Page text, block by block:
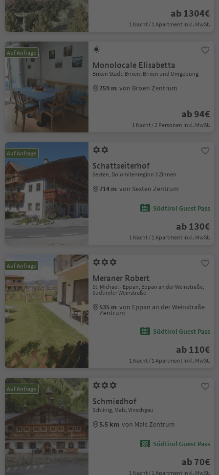
ab 1304€
1 Nacht / 1 Apartment Inkl. MwSt.
Auf Anfrage
Monolocale Elisabetta
Brixen Stadt, Brixen, Brixen und Umgebung
759 m von Brixen Zentrum
ab 94€
1 Nacht / 2 Personen Inkl. MwSt.
Auf Anfrage
Schattseiterhof
Sexten, Dolomitenregion 3 Zinnen
714 m von Sexten Zentrum
Südtirol Guest Pass
ab 130€
1 Nacht / 1 Apartment Inkl. MwSt.
Auf Anfrage
Meraner Robert
St. Michael - Eppan, Eppan an der Weinstraße,
Südtiroler Weinstraße
535 m von Eppan an der Weinstraße
Zentrum
Südtirol Guest Pass
ab 110€
1 Nacht / 1 Apartment Inkl. MwSt.
Auf Anfrage
Schmiedhof
Schlinig, Mals, Vinschgau
5.5 km von Mals Zentrum
Südtirol Guest Pass
ab 70€
1 Nacht / 1 Apartment Inkl. MwSt.